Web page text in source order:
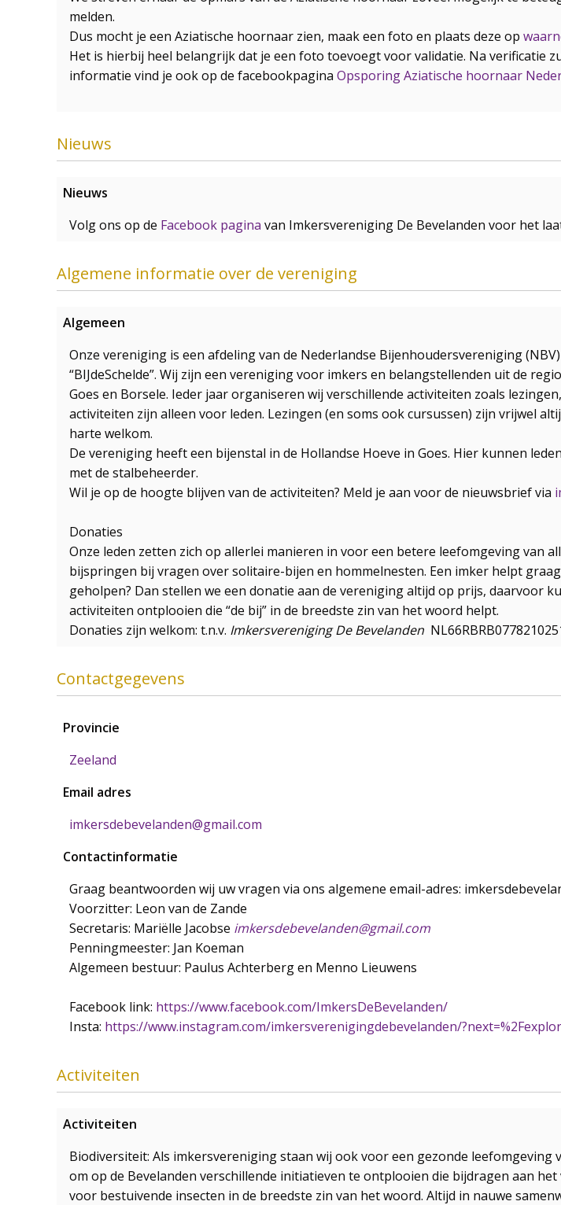
melden.
Dus mocht je een Aziatische hoornaar zien, maak een foto en plaats deze op
Het is hierbij heel belangrijk dat je een foto toevoegt voor validatie. Na verificatie
informatie vind je ook op de facebookpagina Opsporing Aziatische hoornaar
Nieuws
Nieuws
Volg ons op de Facebook pagina van Imkersvereniging De Bevelanden voor het
Activiteiten
Activiteiten
Biodiversiteit: Als imkersvereniging staan wij ook voor een gezonde leefomgeving
om op de Bevelanden verschillende initiatieven te ontplooien die bijdragen aan
voor bestuivende insecten in de breedste zin van het woord. Altijd in nauwe
Algemene informatie over de vereniging
Algemeen
Onze vereniging is een afdeling van de Nederlandse Bijenhoudersvereniging
“BIJdeSchelde”. Wij zijn een vereniging voor imkers en belangstellenden uit de
Goes en Borsele. Ieder jaar organiseren wij verschillende activiteiten zoals
activiteiten zijn alleen voor leden. Lezingen (en soms ook cursussen) zijn vrijwel
harte welkom.
De vereniging heeft een bijenstal in de Hollandse Hoeve in Goes. Hier kunnen
met de stalbeheerder.
Wil je op de hoogte blijven van de activiteiten? Meld je aan voor de nieuwsbrief via
Donaties
Onze leden zetten zich op allerlei manieren in voor een betere leefomgeving van
bijspringen bij vragen over solitaire-bijen en hommelnesten. Een imker helpt
geholpen? Dan stellen we een donatie aan de vereniging altijd op prijs, daarvoor
activiteiten ontplooien die “de bij” in de breedste zin van het woord helpt.
Donaties zijn welkom: t.n.v. Imkersvereniging De Bevelanden
Contactgegevens
Provincie
Zeeland
Email adres
imkersdebevelanden@gmail.com
Contactinformatie
Graag beantwoorden wij uw vragen via ons algemene email-adres:
Voorzitter: Leon van de Zande
Secretaris: Mariëlle Jacobse imkersdebevelanden@gmail.com
Penningmeester: Jan Koeman
Algemeen bestuur: Paulus Achterberg en Menno Lieuwens
Facebook link: https://www.facebook.com/ImkersDeBevelanden/
Insta: https://www.instagram.com/imkersverenigingdebevelanden/